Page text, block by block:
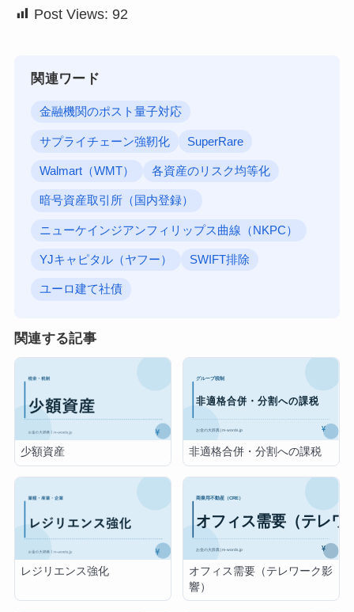
Post Views: 92
関連ワード
金融機関のポスト量子対応
サプライチェーン強靭化 SuperRare
Walmart（WMT） 各資産のリスク均等化
暗号資産取引所（国内登録）
ニューケインジアンフィリップス曲線（NKPC）
YJキャピタル（ヤフー） SWIFT排除
ユーロ建て社債
関連する記事
少額資産 非適格合併・分割への課税
レジリエンス強化
オフィス需要（テレワーク影
響）